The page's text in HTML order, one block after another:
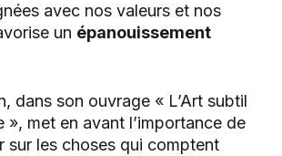
avec nos valeurs et nos
un épanouissement
dans son ouvrage « L’Art subtil
», met en avant l’importance de
sur les choses qui comptent